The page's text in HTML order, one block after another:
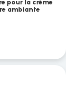
pour la crème
ambiante